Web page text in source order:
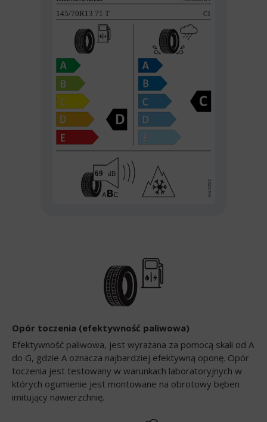
Opór toczenia (efektywność paliwowa)
Efektywność paliwowa, jest wyrażana za pomocą skali od A
do G, gdzie A oznacza najbardziej efektywną oponę. Opór
toczenia jest testowany w warunkach laboratoryjnych w
których ogumienie jest montowane na obrotowy bęben
imitujący nawierzchnię.